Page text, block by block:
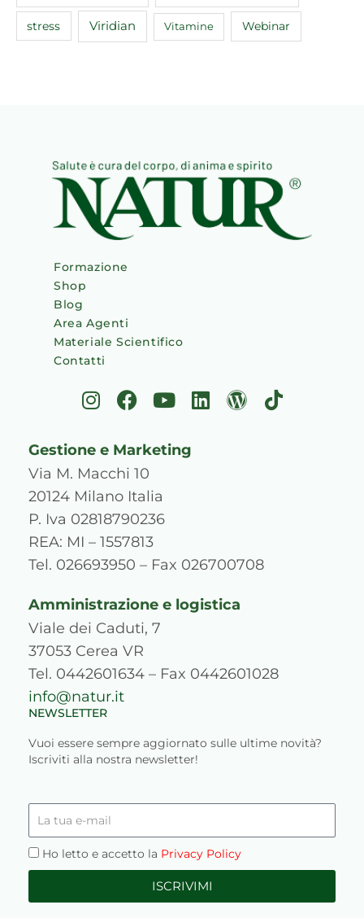
stress Viridian Vitamine Webinar
Formazione
Shop
Blog
Area Agenti
Materiale Scientifico
Contatti
I
n
t
a
g
r
a
m
F
a
e
b
o
o
k
Y
o
t
e
L
i
W
o
s
T
i
Gestione e Marketing
Via M. Macchi 10
20124 Milano Italia
P. Iva 02818790236
REA: MI – 1557813
Tel. 026693950 – Fax 026700708
Amministrazione e logistica
Viale dei Caduti, 7
37053 Cerea VR
Tel. 0442601634 – Fax 0442601028
info@natur.it
NEWSLETTER
Vuoi essere sempre aggiornato sulle ultime novità?
Iscriviti alla nostra newsletter!
tua
mail
Privacy
Ho letto e accetto la Privacy Policy
ISCRIVIMI